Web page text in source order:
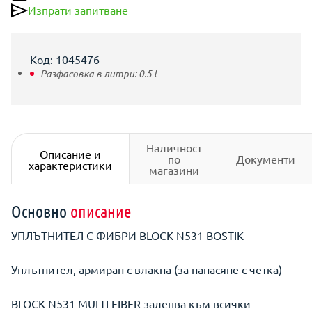
Изпрати запитване
Код: 1045476
Разфасовка в литри:0.5l
Описание и
характеристики
Наличност
по
магазини
Документи
Основно описание
УПЛЪТНИТЕЛ С ФИБРИ BLOCK N531 BOSTIK
Уплътнител, армиран с влакна (за нанасяне с четка)
BLOCK N531 MULTI FIBER залепва към всички